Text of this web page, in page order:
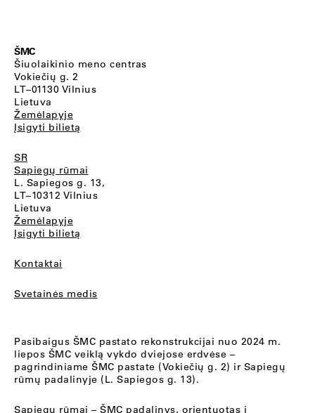
ŠMC
Šiuolaikinio meno centras
Vokiečių g. 2
LT–01130 Vilnius
Lietuva
Žemėlapyje
Įsigyti bilietą
SR
Sapiegų rūmai
L. Sapiegos g. 13,
LT–10312 Vilnius
Lietuva
Žemėlapyje
Įsigyti bilietą
Kontaktai
Svetainės medis
Pasibaigus ŠMC pastato rekonstrukcijai nuo 2024 m.
liepos ŠMC veiklą vykdo dviejose erdvėse –
pagrindiniame ŠMC pastate (Vokiečių g. 2) ir Sapiegų
rūmų padalinyje (L. Sapiegos g. 13).
Sapiegų rūmai – ŠMC padalinys, orientuotas į